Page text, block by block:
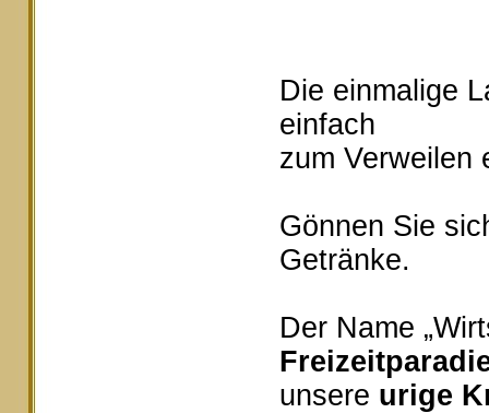
Die einmalige
einfach
zum Verweilen
Gönnen Sie
Getränke.
Der Name
unsere urige